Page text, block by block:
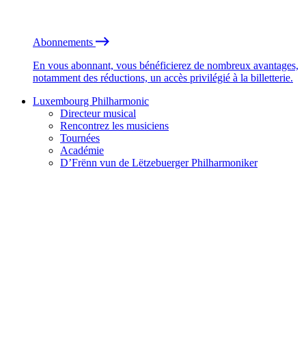
Abonnements
En vous abonnant, vous bénéficierez de nombreux avantages,
notamment des réductions, un accès privilégié à la billetterie.
Luxembourg Philharmonic
Directeur musical
Rencontrez les musiciens
Tournées
Académie
D’Frënn vun de Lëtzebuerger Philharmoniker